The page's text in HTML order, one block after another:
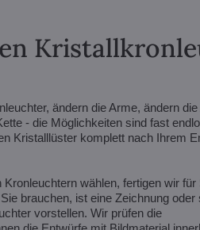
ändern die Arme, ändern
- die Möglichkeiten sind fast
Kristalllüster komplett nach Ihrem
wählen, fertigen wir für
brauchen, ist eine Zeichnung oder
vorstellen. Wir prüfen die